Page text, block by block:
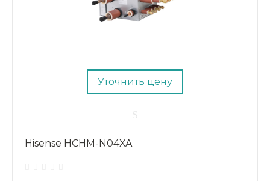
Уточнить цену
Hisense HCHM-N04XA